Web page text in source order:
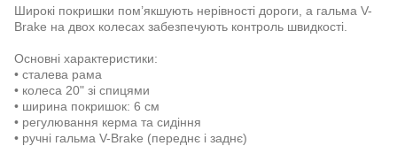
Широкі покришки пом’якшують нерівності дороги, а гальма V-
Brake на двох колесах забезпечують контроль швидкості.
Основні характеристики:
• сталева рама
• колеса 20" зі спицями
• ширина покришок: 6 см
• регулювання керма та сидіння
• ручні гальма V-Brake (переднє і заднє)